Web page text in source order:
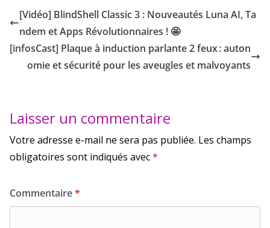
[Vidéo] BlindShell Classic 3 : Nouveautés Luna AI, Ta
ndem et Apps Révolutionnaires ! 🤩
[infosCast] Plaque à induction parlante 2 feux : auton
omie et sécurité pour les aveugles et malvoyants
Laisser un commentaire
Votre adresse e-mail ne sera pas publiée. Les champs
obligatoires sont indiqués avec*
Commentaire*